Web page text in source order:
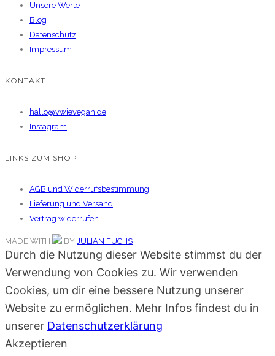
Unsere Werte
Blog
Datenschutz
Impressum
KONTAKT
hallo@vwievegan.de
Instagram
LINKS ZUM SHOP
AGB und Widerrufsbestimmung
Lieferung und Versand
Vertrag widerrufen
MADE WITH BY JULIAN FUCHS
Durch die Nutzung dieser Website stimmst du der
Verwendung von Cookies zu. Wir verwenden
Cookies, um dir eine bessere Nutzung unserer
Website zu ermöglichen. Mehr Infos findest du in
unserer Datenschutzerklärung
Akzeptieren